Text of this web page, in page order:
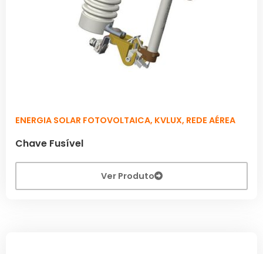
ENERGIA SOLAR FOTOVOLTAICA, KVLUX, REDE AÉREA
Chave Fusível
Ver Produto